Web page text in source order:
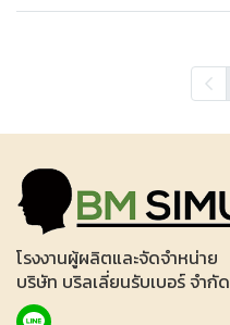
โรงงานผู้ผลิตและจัดจำหน่าย
บริษัท บริลเลี่ยนรับเบอร์ จำกัด